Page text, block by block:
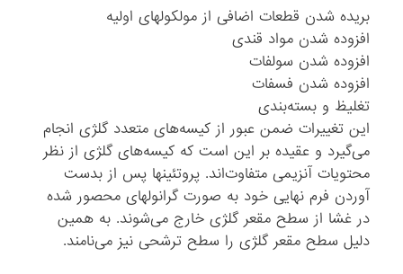
بریده شدن قطعات اضافی از مولکولهای اولیه
افزوده شدن مواد قندی
افزوده شدن سولفات
افزوده شدن فسفات
تغلیظ و بسته‌بندی
این تغییرات ضمن عبور از کیسه‌های متعدد گلژی انجام
می‌گیرد و عقیده بر این است که کیسه‌های گلژی از نظر
محتویات آنزیمی متفاوت‌اند. پروتئینها پس از بدست
آوردن فرم نهایی خود به صورت گرانولهای محصور شده
در غشا از سطح مقعر گلژی خارج می‌شوند. به همین
دلیل سطح مقعر گلژی را سطح ترشحی نیز می‌نامند.